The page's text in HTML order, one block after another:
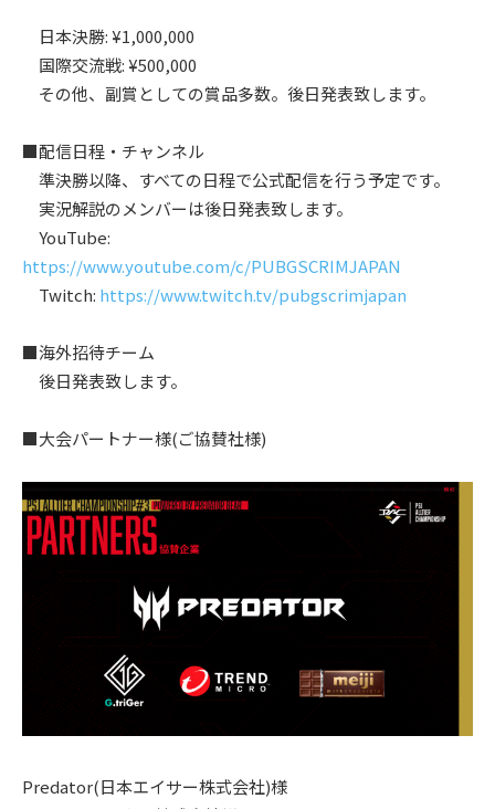
日本決勝: ¥1,000,000
国際交流戦: ¥500,000
その他、副賞としての賞品多数。後日発表致します。
■配信日程・チャンネル
準決勝以降、すべての日程で公式配信を行う予定です。
実況解説のメンバーは後日発表致します。
YouTube:
https://www.youtube.com/c/PUBGSCRIMJAPAN
Twitch: https://www.twitch.tv/pubgscrimjapan
■海外招待チーム
後日発表致します。
■大会パートナー様(ご協賛社様)
Predator(日本エイサー株式会社)様